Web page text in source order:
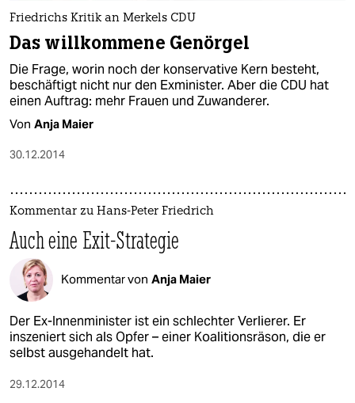
Friedrichs Kritik an Merkels CDU
Das willkommene Genörgel
Die Frage, worin noch der konservative Kern besteht,
beschäftigt nicht nur den Exminister. Aber die CDU hat
einen Auftrag: mehr Frauen und Zuwanderer.
Von Anja Maier
30.12.2014
Kommentar zu Hans-Peter Friedrich
Auch eine Exit-Strategie
Kommentar von Anja Maier
Der Ex-Innenminister ist ein schlechter Verlierer. Er
inszeniert sich als Opfer – einer Koalitionsräson, die er
selbst ausgehandelt hat.
29.12.2014